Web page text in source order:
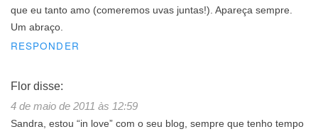
que eu tanto amo (comeremos uvas juntas!). Apareça sempre.
Um abraço.
RESPONDER
Flor disse:
4 de maio de 2011 às 12:59
Sandra, estou “in love” com o seu blog, sempre que tenho tempo